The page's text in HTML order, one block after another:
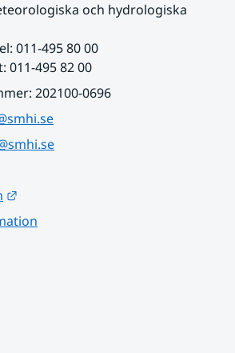
och hydrologiska
011-495 80 00
011-495 82 00
202100-0696